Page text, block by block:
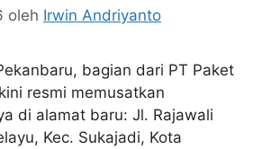
oleh Irwin Andriyanto
bagian dari PT Paket
resmi memusatkan
di alamat baru: Jl. Rajawali
Kec. Sukajadi, Kota